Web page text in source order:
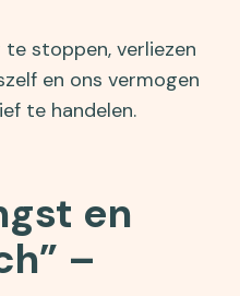
stoppen, verliezen
en ons vermogen
te handelen.
en
–